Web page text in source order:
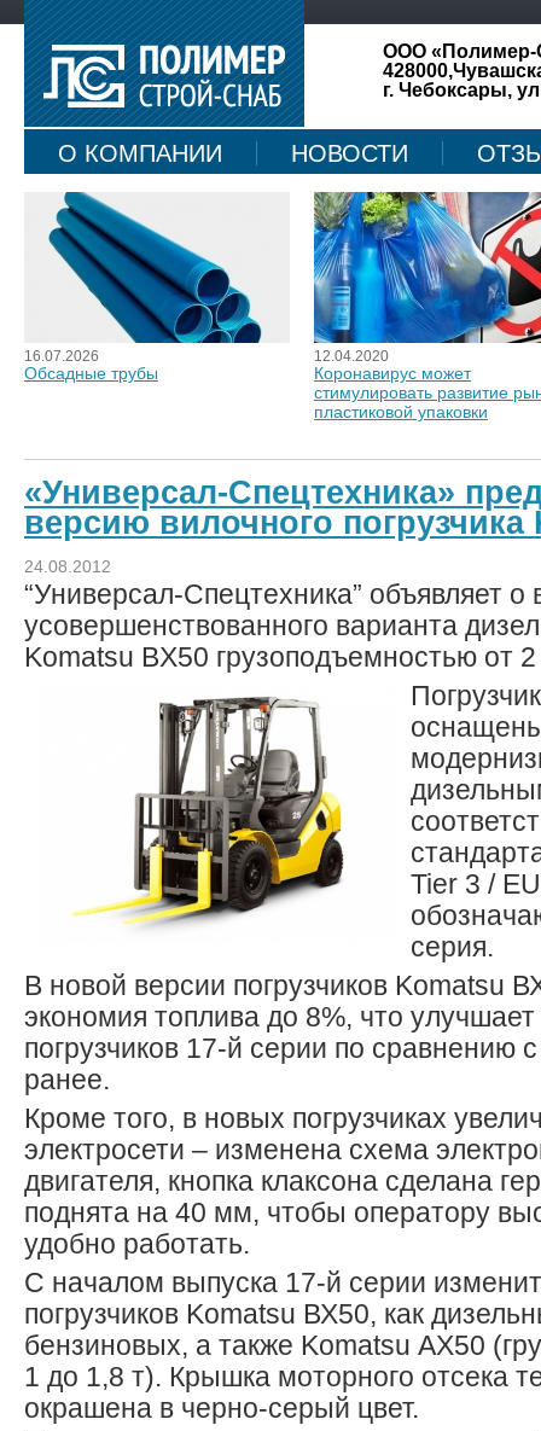
ООО «Полимер-
г. Чебоксары,
О КОМПАНИИ НОВОСТИ
КАРТА САЙТА
16.07.2026
Обсадные трубы
12.04.2020
Коронавирус может
стимулировать развитие
пластиковой упаковки
«Универсал-Спецтехника»
версию вилочного
24.08.2012
“Универсал-Спецтехника” объявляет о
усовершенствованного варианта
Komatsu BX50 грузоподъемностью от 2
Tier 3 /
серия.
В новой версии погрузчиков Komatsu
экономия топлива до 8%, что
погрузчиков 17-й серии по
ранее.
Кроме того, в новых погрузчиках
электросети – изменена схема
двигателя, кнопка клаксона сделана
поднята на 40 мм, чтобы оператору
удобно работать.
С началом выпуска 17-й серии
погрузчиков Komatsu ВХ50, как
бензиновых, а также Komatsu АХ50
1 до 1,8 т). Крышка моторного отсека
окрашена в черно-серый цвет.